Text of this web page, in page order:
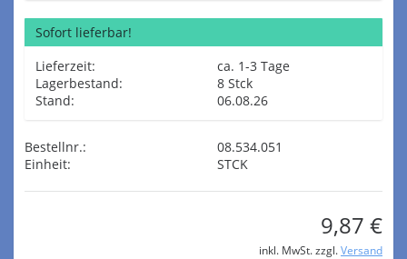
Sofort lieferbar!
Lieferzeit:
ca. 1-3 Tage
Lagerbestand:
8 Stck
Stand:
06.08.26
Bestellnr.:
08.534.051
Einheit:
STCK
9,87 €
inkl. MwSt. zzgl. Versand